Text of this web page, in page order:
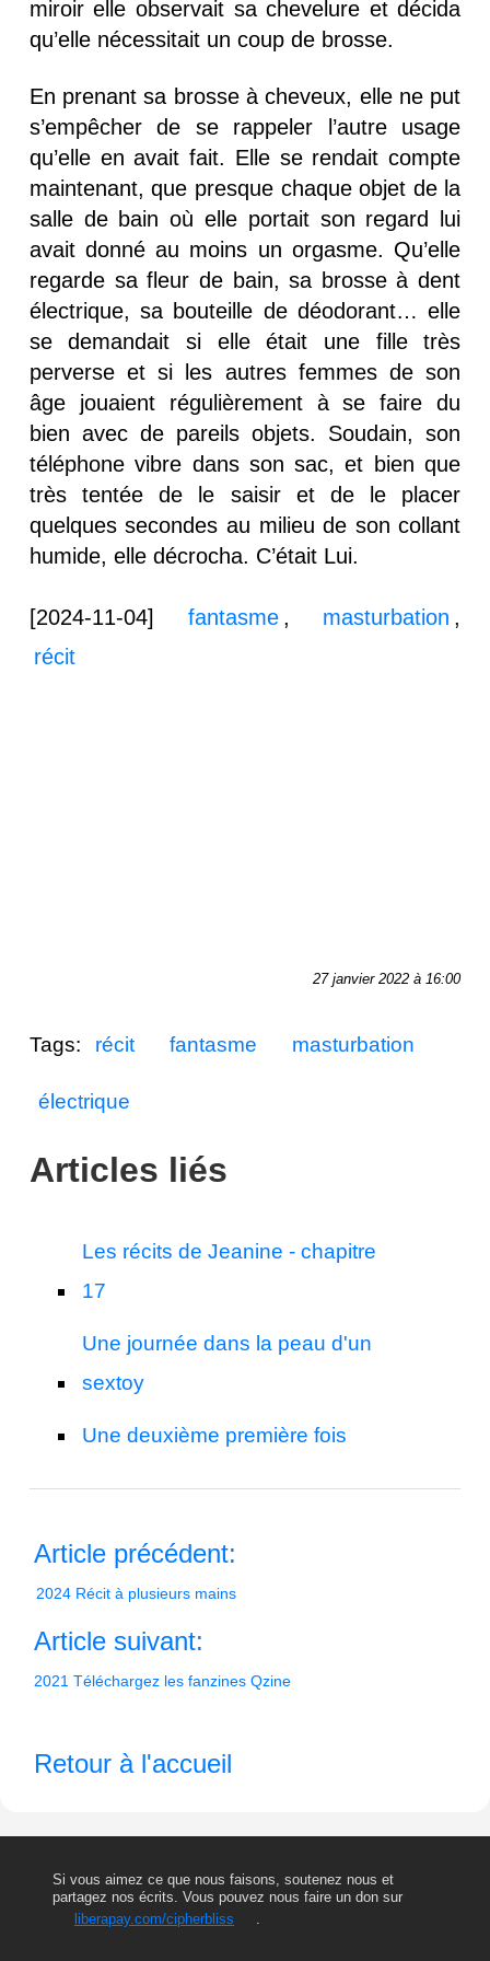
miroir elle observait sa chevelure et décida
qu’elle nécessitait un coup de brosse.
En prenant sa brosse à cheveux, elle ne put
s’empêcher de se rappeler l’autre usage
qu’elle en avait fait. Elle se rendait compte
maintenant, que presque chaque objet de la
salle de bain où elle portait son regard lui
avait donné au moins un orgasme. Qu’elle
regarde sa fleur de bain, sa brosse à dent
électrique, sa bouteille de déodorant… elle
se demandait si elle était une fille très
perverse et si les autres femmes de son
âge jouaient régulièrement à se faire du
bien avec de pareils objets. Soudain, son
téléphone vibre dans son sac, et bien que
très tentée de le saisir et de le placer
quelques secondes au milieu de son collant
humide, elle décrocha. C’était Lui.
[2024-11-04] fantasme , masturbation ,
récit
27 janvier 2022 à 16:00
Tags: récit fantasme masturbation
électrique
Articles liés
Les récits de Jeanine - chapitre
17
Une journée dans la peau d'un
sextoy
Une deuxième première fois
Article précédent:
2024 Récit à plusieurs mains
Article suivant:
2021 Téléchargez les fanzines Qzine
Retour à l'accueil
Si vous aimez ce que nous faisons, soutenez nous et
partagez nos écrits. Vous pouvez nous faire un don sur
liberapay.com/cipherbliss
.